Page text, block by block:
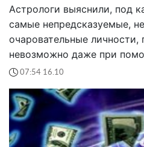
Астрологи выяснили, под
самые непредсказуемые,
очаровательные личности,
невозможно даже при
07:54 16.10